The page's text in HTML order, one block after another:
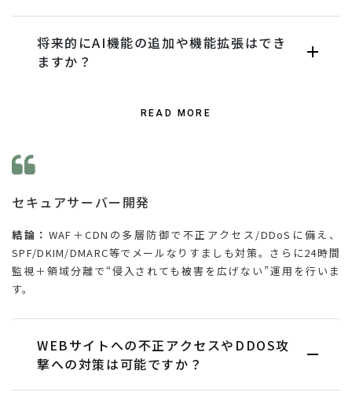
将来的にAI機能の追加や機能拡張はでき
ますか？
READ MORE
セキュアサーバー開発
結論： WAF＋CDNの多層防御で不正アクセス/DDoSに備え、
SPF/DKIM/DMARC等でメールなりすましも対策。さらに24時間
監視＋領域分離で“侵入されても被害を広げない”運用を行いま
す。
WEBサイトへの不正アクセスやDDOS攻
撃への対策は可能ですか？